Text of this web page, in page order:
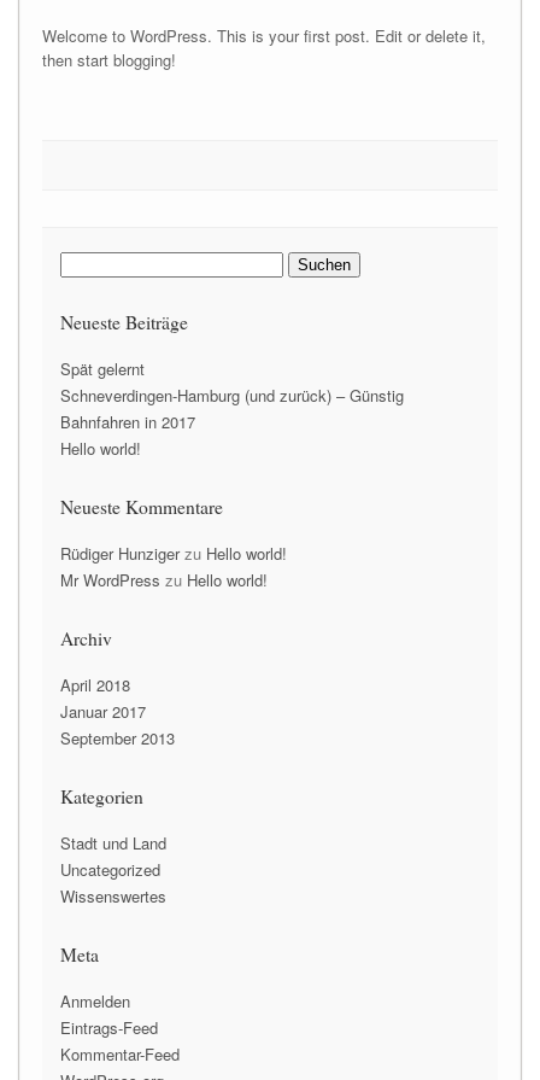
Welcome to WordPress. This is your first post. Edit or delete it,
then start blogging!
Suchen
nach:
Neueste Beiträge
Spät gelernt
Schneverdingen-Hamburg (und zurück) – Günstig
Bahnfahren in 2017
Hello world!
Neueste Kommentare
Rüdiger Hunzigerzu Hello world!
Mr WordPress zu Hello world!
Archiv
April 2018
Januar 2017
September 2013
Kategorien
Stadt und Land
Uncategorized
Wissenswertes
Meta
Anmelden
Eintrags-Feed
Kommentar-Feed